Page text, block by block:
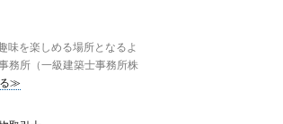
を楽しめる場所となるよ
務所（一級建築士事務所株
る≫